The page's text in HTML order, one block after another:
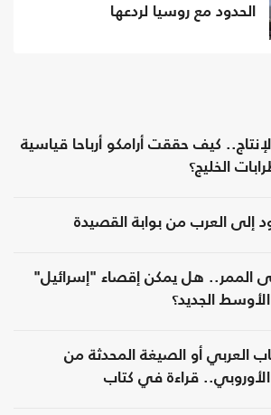
الحدود مع روسيا لردعها
كيف حققت أرامكو أرباحا قياسية
الخليج؟
إلى العرب من بوابة القصيدة
الممر.. هل يمكن إقصاء "إسرائيل"
الجديد؟
العربي أو الصيغة المحدثة من
الأوروبي.. قراءة في كتاب